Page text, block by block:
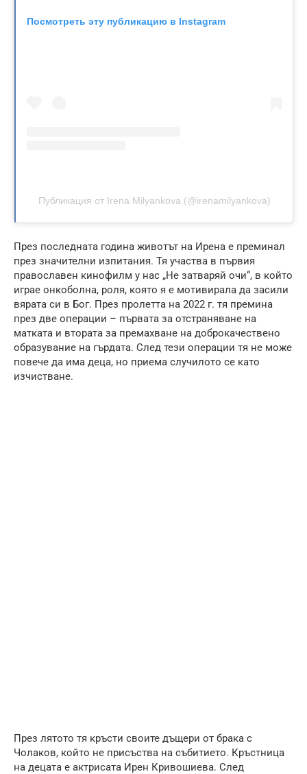
Посмотреть эту публикацию в Instagram
Публикация от Irena Milyankova (@irenamilyankova)
През последната година животът на Ирена е преминал
през значителни изпитания. Тя участва в първия
православен кинофилм у нас „Не затваряй очи“, в който
играе онкоболна, роля, която я е мотивирала да засили
вярата си в Бог. През пролетта на 2022 г. тя премина
през две операции – първата за отстраняване на
матката и втората за премахване на доброкачествено
образувание на гърдата. След тези операции тя не може
повече да има деца, но приема случилото се като
изчистване.
През лятото тя кръсти своите дъщери от брака с
Чолаков, който не присъства на събитието. Кръстница
на децата е актрисата Ирен Кривошиева. След